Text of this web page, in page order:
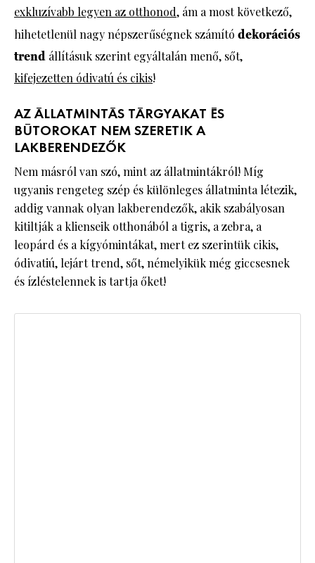
exkluzívabb legyen az otthonod, ám a most következő,
hihetetlenül nagy népszerűségnek számító dekorációs
trend állításuk szerint egyáltalán menő, sőt,
kifejezetten ódivatú és cikis!
AZ ÁLLATMINTÁS TÁRGYAKAT ÉS
BÚTOROKAT NEM SZERETIK A
LAKBERENDEZŐK
Nem másról van szó, mint az állatmintákról! Míg
ugyanis rengeteg szép és különleges állatminta létezik,
addig vannak olyan lakberendezők, akik szabályosan
kitiltják a klienseik otthonából a tigris, a zebra, a
leopárd és a kígyómintákat, mert ez szerintük cikis,
ódivatiú, lejárt trend, sőt, némelyikük még giccsesnek
és ízléstelennek is tartja őket!